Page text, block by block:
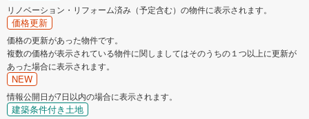
リノベーション・リフォーム済み（予定含む）の物件に表示されます。
価格更新
価格の更新があった物件です。
複数の価格が表示されている物件に関しましてはそのうちの１つ以上に更新が
あった場合に表示されます。
NEW
情報公開日が7日以内の場合に表示されます。
建築条件付き土地